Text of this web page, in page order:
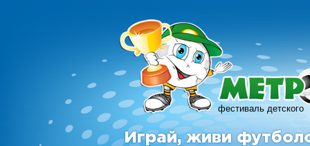
фестиваль детского
Играй, живи